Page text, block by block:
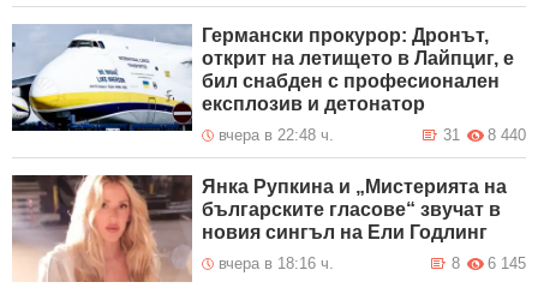
Германски прокурор: Дронът,
открит на летището в Лайпциг, е
бил снабден с професионален
експлозив и детонатор
вчера в 22:48 ч. 8 440
31
Янка Рупкина и „Мистерията на
българските гласове“ звучат в
новия сингъл на Ели Годлинг
вчера в 18:16 ч. 6 145
8